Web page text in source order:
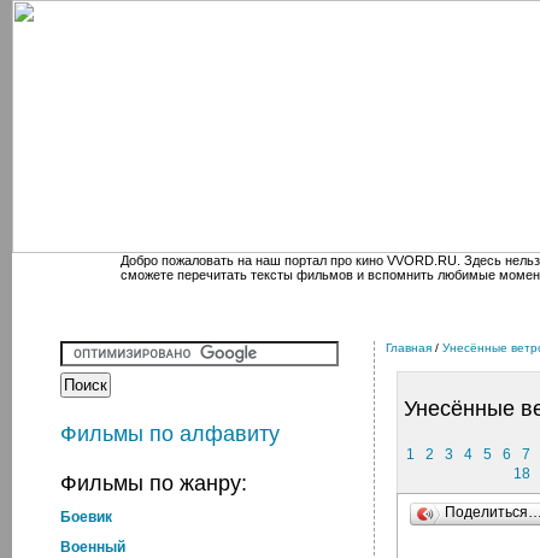
Добро пожаловать на наш портал про кино VVORD.RU. Здесь
сможете перечитать тексты фильмов и вспомнить любимые
Фильмы по алфавиту
Фильмы по жанру:
Боевик
Военный
Главная / Унесённые
Унесённые
1 2 3 4 5 6
7
18